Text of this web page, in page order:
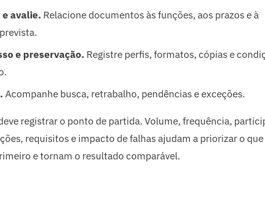
avalie. Relacione documentos às funções, aos prazos e à
e preservação. Registre perfis, formatos, cópias e
Acompanhe busca, retrabalho, pendências e exceções.
registrar o ponto de partida. Volume, frequência,
requisitos e impacto de falhas ajudam a priorizar o que
e tornam o resultado comparável.